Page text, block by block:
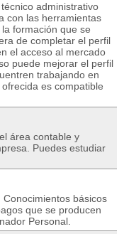
administrativo
con las herramientas
formación que se
de completar el perfil
el acceso al mercado
puede mejorar el perfil
trabajando en
es compatible
área contable y
Puedes estudiar
básicos
que se producen
Personal.